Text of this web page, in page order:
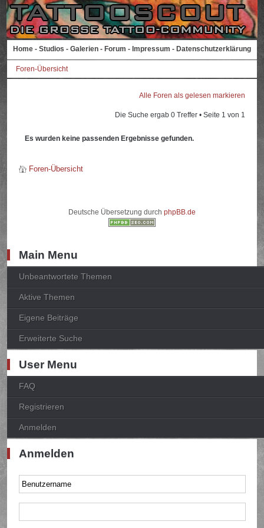
Home - Studios - Galerien - Forum - Impressum - Datenschutzerklärung
Foren-Übersicht
Alle Foren als gelesen markieren
Die Suche ergab 0 Treffer • Seite 1 von 1
Es wurden keine passenden Ergebnisse gefunden.
Foren-Übersicht
Deutsche Übersetzung durch phpBB.de
Main Menu
Unbeantwortete Themen
Aktive Themen
Eigene Beiträge
Erweiterte Suche
User Menu
FAQ
Registrieren
Anmelden
Anmelden